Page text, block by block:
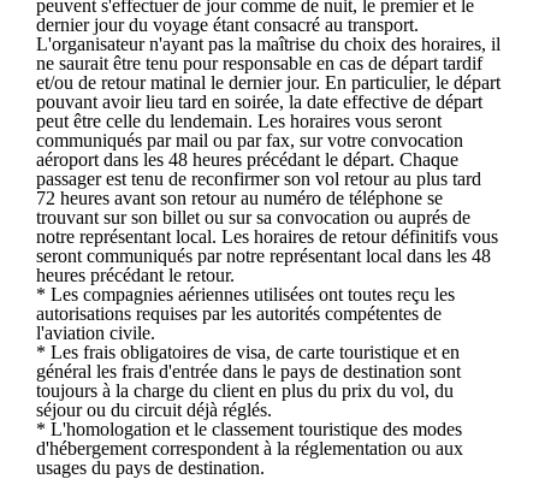
peuvent s'effectuer de jour comme de nuit, le premier et le
dernier jour du voyage étant consacré au transport.
L'organisateur n'ayant pas la maîtrise du choix des horaires, il
ne saurait être tenu pour responsable en cas de départ tardif
et/ou de retour matinal le dernier jour. En particulier, le départ
pouvant avoir lieu tard en soirée, la date effective de départ
peut être celle du lendemain. Les horaires vous seront
communiqués par mail ou par fax, sur votre convocation
aéroport dans les 48 heures précédant le départ. Chaque
passager est tenu de reconfirmer son vol retour au plus tard
72 heures avant son retour au numéro de téléphone se
trouvant sur son billet ou sur sa convocation ou auprés de
notre représentant local. Les horaires de retour définitifs vous
seront communiqués par notre représentant local dans les 48
heures précédant le retour.
* Les compagnies aériennes utilisées ont toutes reçu les
autorisations requises par les autorités compétentes de
l'aviation civile.
* Les frais obligatoires de visa, de carte touristique et en
général les frais d'entrée dans le pays de destination sont
toujours à la charge du client en plus du prix du vol, du
séjour ou du circuit déjà réglés.
* L'homologation et le classement touristique des modes
d'hébergement correspondent à la réglementation ou aux
usages du pays de destination.